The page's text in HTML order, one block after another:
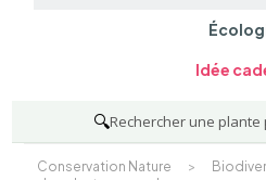
Idée
🔍Rechercher une
Conservation Nature >